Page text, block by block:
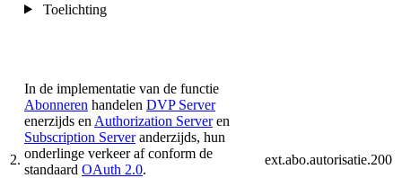
Toelichting
2.
In de implementatie van de functie
Abonneren handelen DVP Server
enerzijds en Authorization Server en
Subscription Serveranderzijds, hun
onderlinge verkeer af conform de
standaard OAuth 2.0.
ext.abo.autorisatie.200